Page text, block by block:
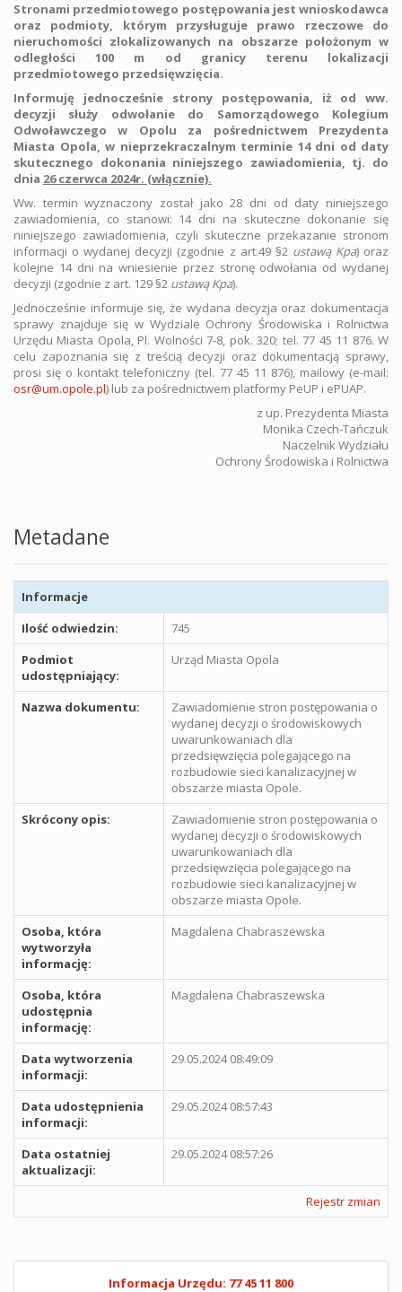
Stronami przedmiotowego postępowania jest wnioskodawca
oraz podmioty, którym przysługuje prawo rzeczowe do
nieruchomości zlokalizowanych na obszarze położonym w
odległości 100 m od granicy terenu lokalizacji
przedmiotowego przedsięwzięcia.
Informuję jednocześnie strony postępowania, iż od ww.
decyzji służy odwołanie do Samorządowego Kolegium
Odwoławczego w Opolu za pośrednictwem Prezydenta
Miasta Opola, w nieprzekraczalnym terminie 14 dni od daty
skutecznego dokonania niniejszego zawiadomienia, tj. do
dnia 26 czerwca 2024r. (włącznie).
Ww. termin wyznaczony został jako 28 dni od daty niniejszego
zawiadomienia, co stanowi: 14 dni na skuteczne dokonanie się
niniejszego zawiadomienia, czyli skuteczne przekazanie stronom
informacji o wydanej decyzji (zgodnie z art.49 §2 ustawą Kpa) oraz
kolejne 14 dni na wniesienie przez stronę odwołania od wydanej
decyzji (zgodnie z art. 129 §2 ustawą Kpa).
Jednocześnie informuje się, że wydana decyzja oraz dokumentacja
sprawy znajduje się w Wydziale Ochrony Środowiska i Rolnictwa
Urzędu Miasta Opola, Pl. Wolności 7-8, pok. 320; tel. 77 45 11 876. W
celu zapoznania się z treścią decyzji oraz dokumentacją sprawy,
prosi się o kontakt telefoniczny (tel. 77 45 11 876), mailowy (e-mail:
osr@um.opole.pl) lub za pośrednictwem platformy PeUP i ePUAP.
z up. Prezydenta Miasta
Monika Czech-Tańczuk
Naczelnik Wydziału
Ochrony Środowiska i Rolnictwa
Metadane
Informacje
Ilość odwiedzin:
745
Podmiot
udostępniający:
Urząd Miasta Opola
Nazwa dokumentu:
Zawiadomienie stron postępowania o
wydanej decyzji o środowiskowych
uwarunkowaniach dla
przedsięwzięcia polegającego na
rozbudowie sieci kanalizacyjnej w
obszarze miasta Opole.
Skrócony opis:
Zawiadomienie stron postępowania o
wydanej decyzji o środowiskowych
uwarunkowaniach dla
przedsięwzięcia polegającego na
rozbudowie sieci kanalizacyjnej w
obszarze miasta Opole.
Osoba, która
wytworzyła
informację:
Magdalena Chabraszewska
Osoba, która
udostępnia
informację:
Magdalena Chabraszewska
Data wytworzenia
informacji:
29.05.2024 08:49:09
Data udostępnienia
informacji:
29.05.2024 08:57:43
Data ostatniej
aktualizacji:
29.05.2024 08:57:26
Rejestr zmian
Informacja Urzędu: 77 45 11 800